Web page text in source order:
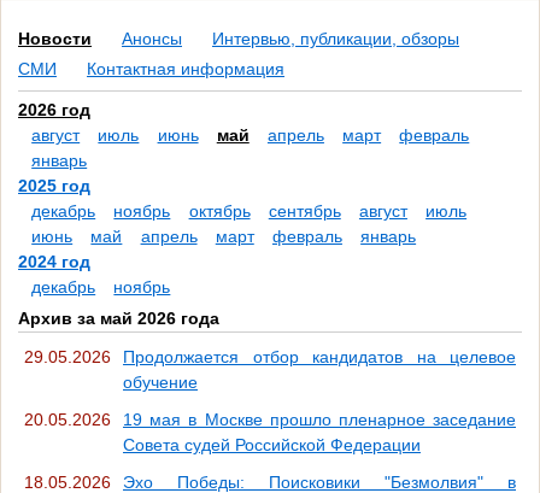
Новости Анонсы
Интервью, публикации, обзоры
СМИ
Контактная информация
2026 год
август
июль июнь май апрель март
февраль
январь
2025 год
декабрь
ноябрь октябрь сентябрь август
июль
июнь
май апрель март февраль
январь
2024 год
декабрь
ноябрь
Архив за май 2026 года
29.05.2026
Продолжается отбор кандидатов на целевое
обучение
20.05.2026
19 мая в Москве прошло пленарное заседание
Совета судей Российской Федерации
18.05.2026
Эхо Победы: Поисковики "Безмолвия" в